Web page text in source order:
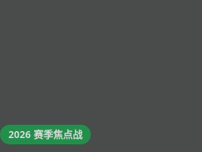
2026 赛季焦点战